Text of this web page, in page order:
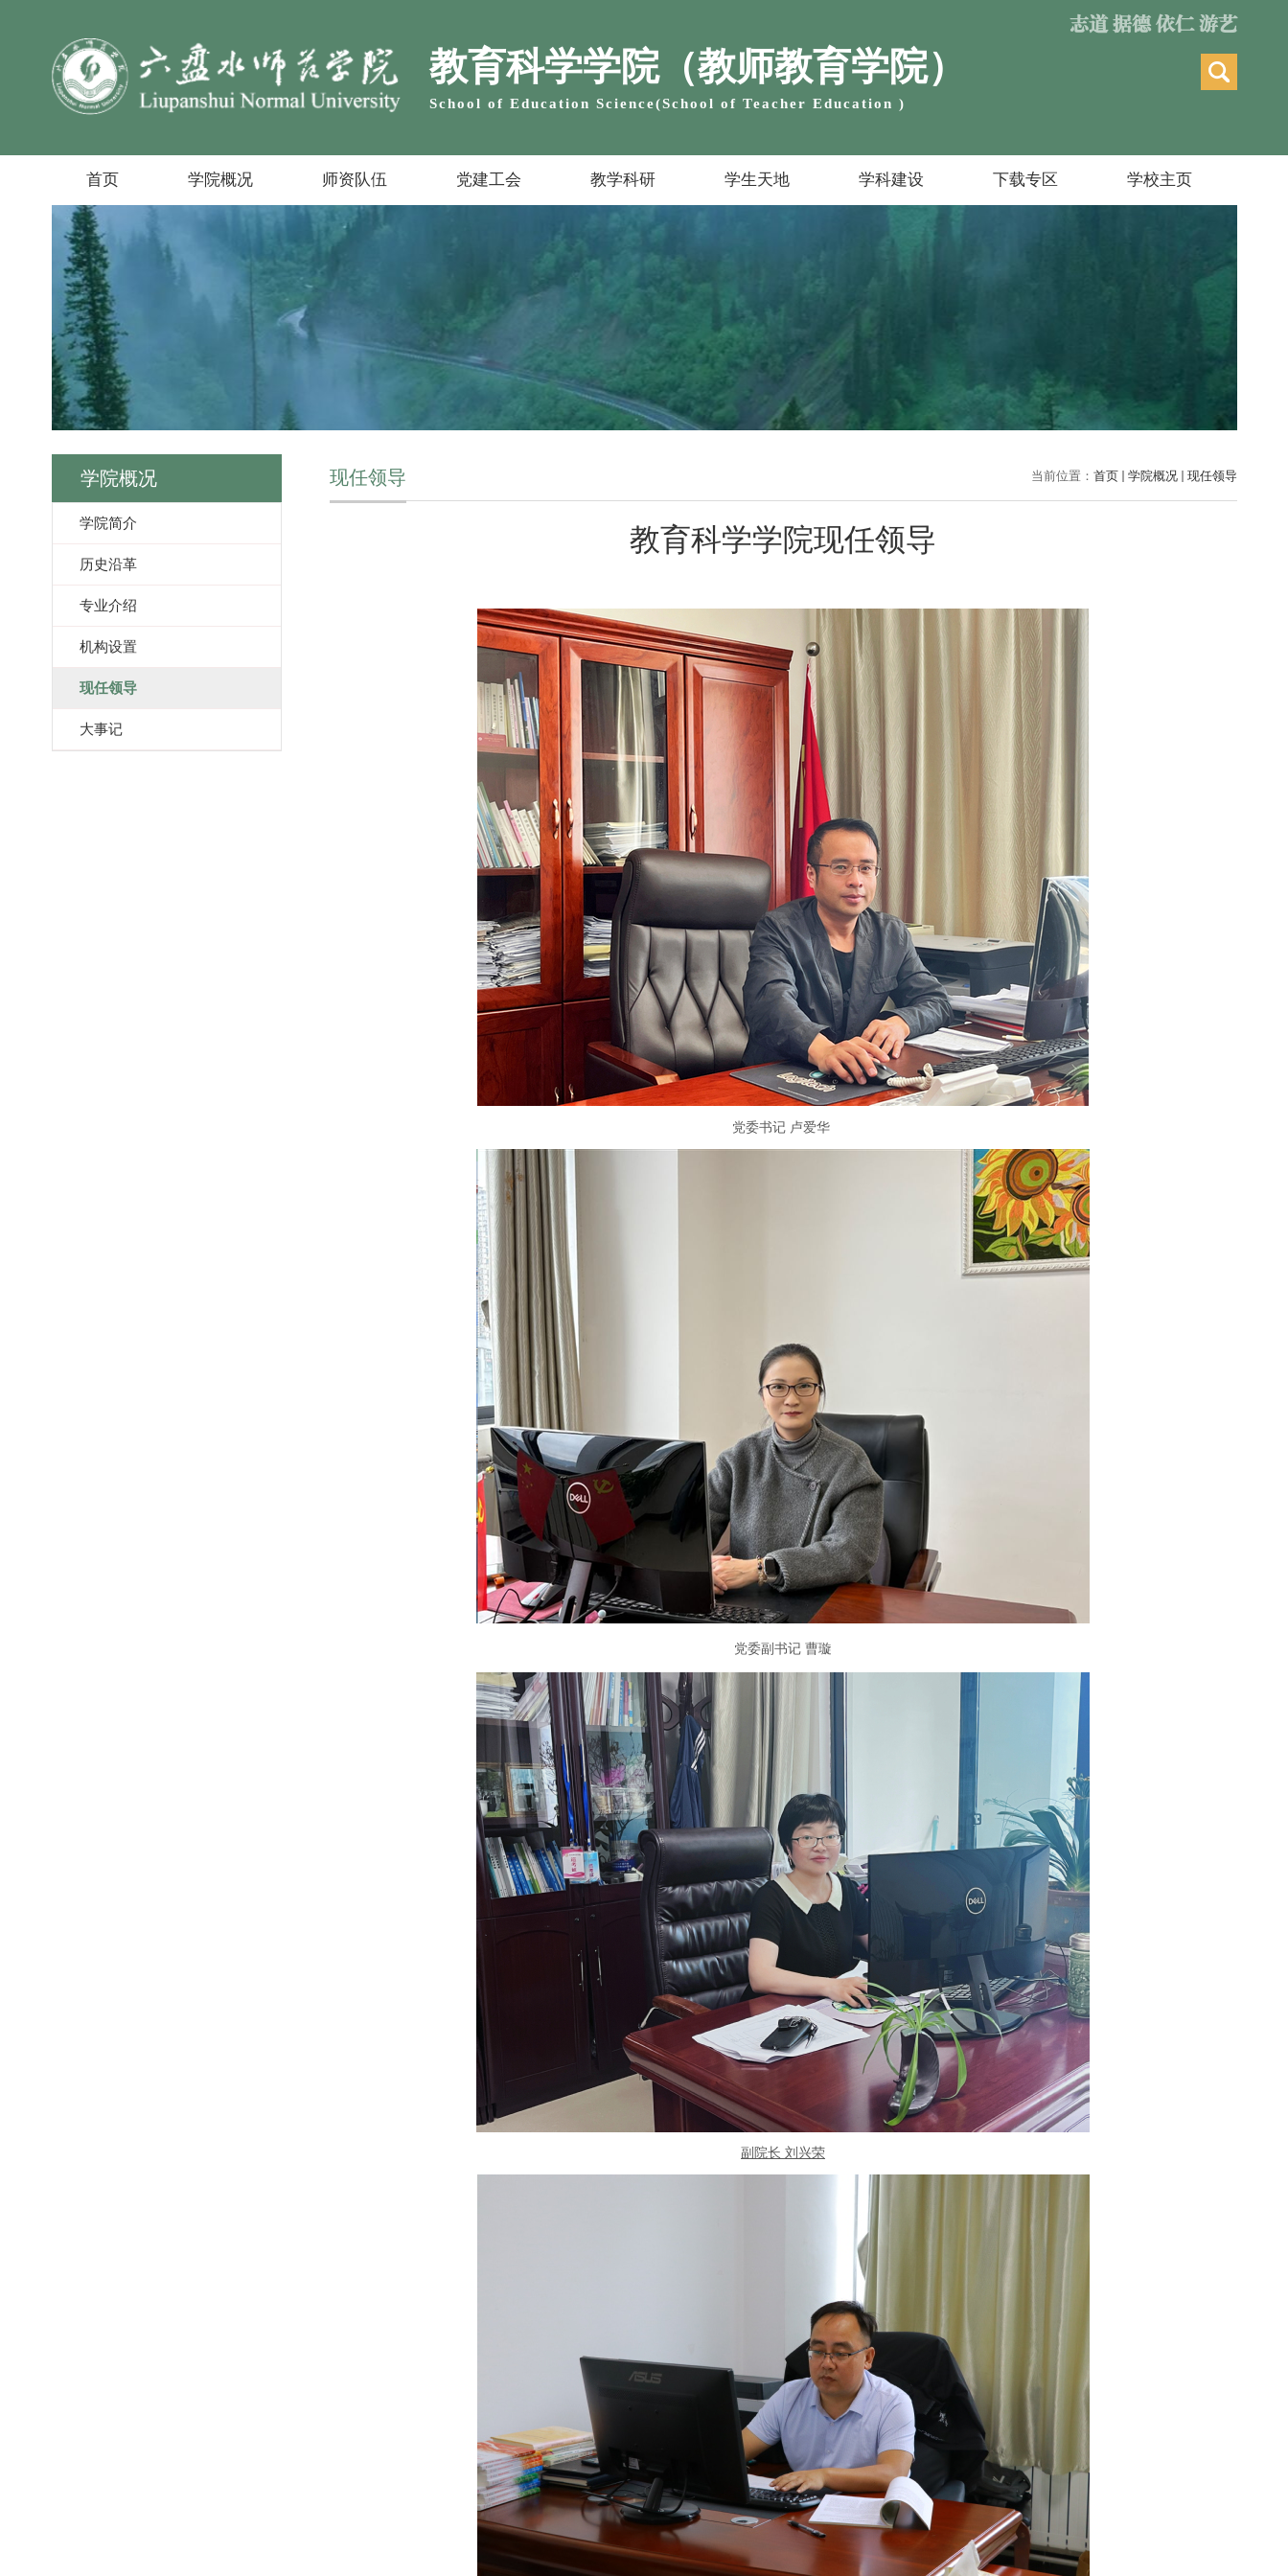
教育科学学院（教师教育学院）
School of Education Science(School of Teacher Education )
志道 据德 依仁 游艺
首页 学院概况 师资队伍 党建工会 教学科研 学生天地 学科建设 下载专区 学校主页
学院概况
学院简介
历史沿革
专业介绍
机构设置
现任领导
大事记
当前位置： 首页 学院概况 现任领导
现任领导
教育科学学院现任领导
党委书记 卢爱华
党委副书记 曹璇
副院长 刘兴荣